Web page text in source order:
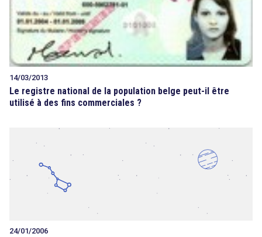
14/03/2013
Le registre national de la population belge peut-il être
utilisé à des fins commerciales ?
24/01/2006